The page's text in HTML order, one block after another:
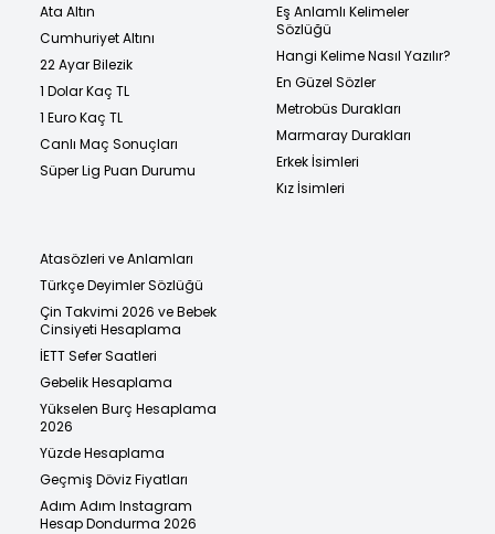
Ata Altın
Cumhuriyet Altını
22 Ayar Bilezik
1 Dolar Kaç TL
1 Euro Kaç TL
Canlı Maç Sonuçları
Süper Lig Puan Durumu
Eş Anlamlı Kelimeler
Sözlüğü
Hangi Kelime Nasıl Yazılır?
En Güzel Sözler
Metrobüs Durakları
Marmaray Durakları
Erkek İsimleri
Kız İsimleri
Atasözleri ve Anlamları
Türkçe Deyimler Sözlüğü
Çin Takvimi 2026 ve Bebek
Cinsiyeti Hesaplama
İETT Sefer Saatleri
Gebelik Hesaplama
Yükselen Burç Hesaplama
2026
Yüzde Hesaplama
Geçmiş Döviz Fiyatları
Adım Adım Instagram
Hesap Dondurma 2026